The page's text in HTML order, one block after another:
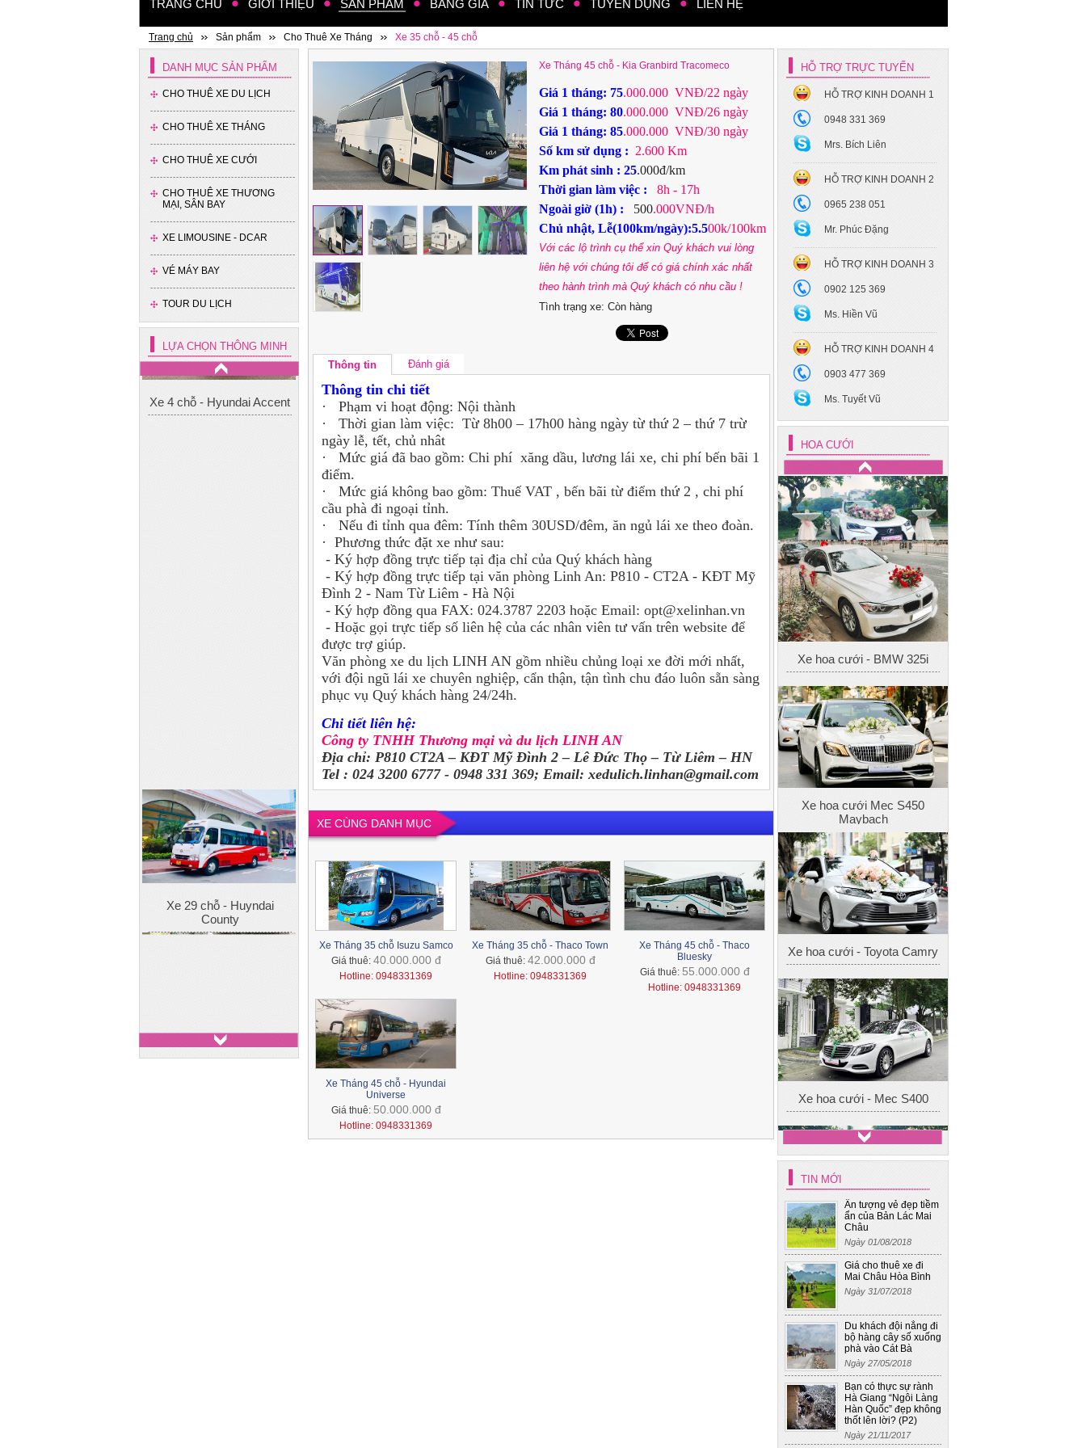
TRANG CHỦ GIỚI THIỆU SẢN PHẨM BẢNG GIÁ TIN TỨC TUYỂN DỤNG LIÊN HỆ
Trang chủ Sản phẩm Cho Thuê Xe Tháng Xe 35 chỗ - 45 chỗ
DANH MỤC SẢN PHẨM
CHO THUÊ XE DU LỊCH
CHO THUÊ XE THÁNG
CHO THUÊ XE CƯỚI
CHO THUÊ XE THƯƠNG
MẠI, SÂN BAY
XE LIMOUSINE - DCAR
VÉ MÁY BAY
TOUR DU LỊCH
LỰA CHỌN THÔNG MINH
Xe 4 chỗ - Kia Cerato
Xe 4 chỗ - Hyundai Accent
Xe 7 chỗ - Toyota Innova
Xe Tháng 45 chỗ - Kia Granbird Tracomeco
Giá 1 tháng: 75.000.000 VNĐ/22 ngày
Giá 1 tháng: 80.000.000 VNĐ/26 ngày
Giá 1 tháng: 85.000.000 VNĐ/30 ngày
Số km sử dụng : 2.600 Km
Km phát sinh : 25.000đ/km
Thời gian làm việc :
8h - 17h
Ngoài giờ (1h) :
500.000VNĐ/h
Chủ nhật, Lễ(100km/ngày):5.500k/100km
Với các lộ trình cụ thể xin Quý khách vui lòng
liên hệ với chúng tôi để có giá chính xác nhất
theo hành trình mà Quý khách có nhu cầu !
Tình trạng xe: Còn hàng
Thông tin Đánh giá
Thông tin chi tiết
· Phạm vi hoạt động: Nội thành
· Thời gian làm việc: Từ 8h00 – 17h00 hàng ngày từ thứ 2 – thứ 7 trừ
ngày lễ, tết, chủ nhât
· Mức giá đã bao gồm: Chi phí xăng dầu, lương lái xe, chi phí bến bãi 1
điểm.
· Mức giá không bao gồm: Thuế VAT , bến bãi từ điểm thứ 2 , chi phí
cầu phà đi ngoại tỉnh.
· Nếu đi tỉnh qua đêm: Tính thêm 30USD/đêm, ăn ngủ lái xe theo đoàn.
· Phương thức đặt xe như sau:
- Ký hợp đồng trực tiếp tại địa chỉ của Quý khách hàng
- Ký hợp đồng trực tiếp tại văn phòng Linh An: P810 - CT2A - KĐT Mỹ
Đình 2 - Nam Từ Liêm - Hà Nội
- Ký hợp đồng qua FAX: 024.3787 2203 hoặc Email: opt@xelinhan.vn
- Hoặc gọi trực tiếp số liên hệ của các nhân viên tư vấn trên website để
được trợ giúp.
Văn phòng xe du lịch LINH AN gồm nhiều chủng loại xe đời mới nhất,
với đội ngũ lái xe chuyên nghiệp, cẩn thận, tận tình chu đáo luôn sẵn sàng
phục vụ Quý khách hàng 24/24h.
Chi tiết liên hệ:
Công ty TNHH Thương mại và du lịch LINH AN
Địa chỉ: P810 CT2A – KĐT Mỹ Đình 2 – Lê Đức Thọ – Từ Liêm – HN
Tel : 024 3200 6777 - 0948 331 369; Email: xedulich.linhan@gmail.com
XE CÙNG DANH MỤC
Xe Tháng 35 chỗ Isuzu Samco
Giá thuê: 40.000.000 đ
Hotline: 0948331369
Xe Tháng 35 chỗ - Thaco Town
Giá thuê: 42.000.000 đ
Hotline: 0948331369
Xe Tháng 45 chỗ - Thaco
Bluesky
Giá thuê: 55.000.000 đ
Hotline: 0948331369
Xe Tháng 45 chỗ - Hyundai
Universe
Giá thuê: 50.000.000 đ
Hotline: 0948331369
HỖ TRỢ TRỰC TUYẾN
HỖ TRỢ KINH DOANH 1
0948 331 369
Mrs. Bích Liên
HỖ TRỢ KINH DOANH 2
0965 238 051
Mr. Phúc Đặng
HỖ TRỢ KINH DOANH 3
0902 125 369
Ms. Hiền Vũ
HỖ TRỢ KINH DOANH 4
0903 477 369
Ms. Tuyết Vũ
HOA CƯỚI
Maybach
Xe hoa cưới - Toyota Camry
Xe hoa cưới - Mec S400
Xe cưới 4
Xe hoa cưới - BMW 325i
Xe hoa cưới Mec S450
Maybach
Xe hoa cưới - Toyota Camry
Xe hoa cưới - Mec S400
Xe cưới 4
TIN MỚI
Ấn tượng vẻ đẹp tiềm
ẩn của Bản Lác Mai
Châu
Ngày 01/08/2018
Giá cho thuê xe đi
Mai Châu Hòa Bình
Ngày 31/07/2018
Du khách đội nắng đi
bộ hàng cây số xuống
phà vào Cát Bà
Ngày 27/05/2018
Bạn có thực sự rành
Hà Giang “Ngôi Làng
Hàn Quốc” đẹp không
thốt lên lời? (P2)
Ngày 21/11/2017